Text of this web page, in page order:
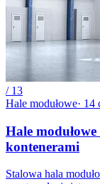
/ 13
Hale modułowe· 14
Hale
kontenerami
Stalowa hala